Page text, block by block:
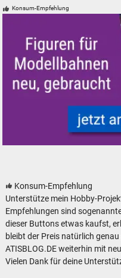
Konsum-Empfehlung
Konsum-Empfehlung
Unterstütze mein Hobby-
Empfehlungen sind
dieser Buttons etwas kaufst,
bleibt der Preis natürlich
ATISBLOG.DE weiterhin mit
Vielen Dank für deine